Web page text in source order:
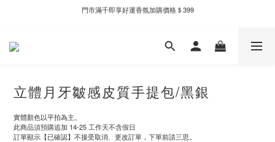
新自製款系列首批限時優惠｜單件95折，任兩件9折
門市滿千即享好運香氛加購價格＄399
立體月牙皺感皮質手提包/黑銀
實體顏色以平拍為主。
此商品須預購追加 14-25 工作天不含假日
訂單顯示【已確認】不接受取消、更改訂單，下單前請三思。